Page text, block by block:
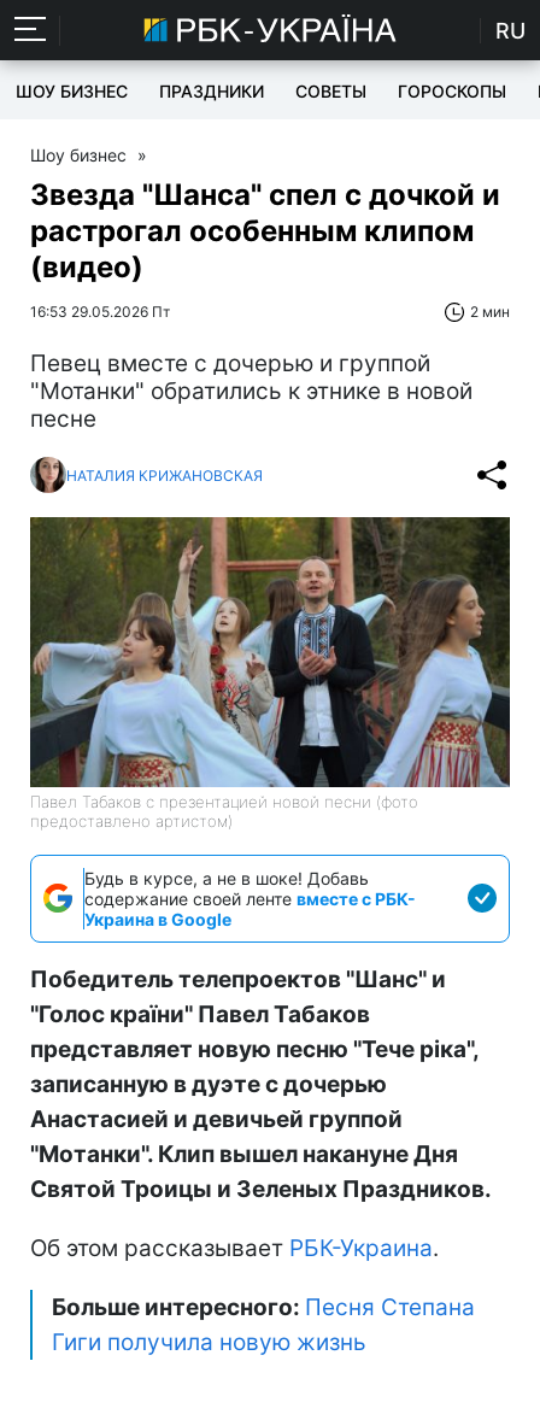
RU
ШОУ БИЗНЕС ПРАЗДНИКИ СОВЕТЫ ГОРОСКОПЫ
Шоу бизнес »
Звезда "Шанса" спел с дочкой и
растрогал особенным клипом
(видео)
16:53 29.05.2026 Пт 2 мин
Певец вместе с дочерью и группой
"Мотанки" обратились к этнике в новой
песне
НАТАЛИЯ КРИЖАНОВСКАЯ
Павел Табаков с презентацией новой песни (фото
предоставлено артистом)
Будь в курсе, а не в шоке! Добавь
содержание своей ленте вместе с РБК-
Украина в Google
Победитель телепроектов "Шанс" и
"Голос країни" Павел Табаков
представляет новую песню "Тече ріка",
записанную в дуэте с дочерью
Анастасией и девичьей группой
"Мотанки". Клип вышел накануне Дня
Святой Троицы и Зеленых Праздников.
Об этом рассказывает РБК-Украина.
Больше интересного: Песня Степана
Гиги получила новую жизнь